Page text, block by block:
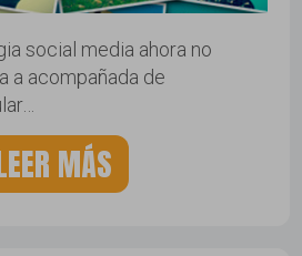
social media ahora no
a acompañada de
MÁS